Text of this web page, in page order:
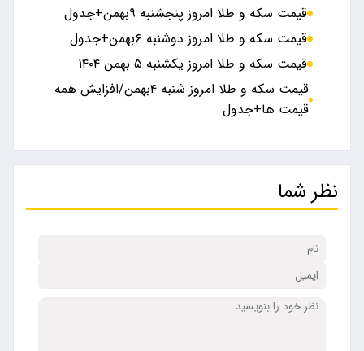
قیمت سکه و طلا امروز پنجشنبه ۹بهمن+جدول
قیمت سکه و طلا امروز دوشنبه ۶بهمن+جدول
قیمت سکه و طلا امروز یکشنبه ۵ بهمن ۱۴۰۴
قیمت سکه و طلا امروز شنبه ۴بهمن/افزایش همه
قیمت ها+جدول
نظر شما